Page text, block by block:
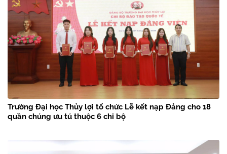
Trường Đại học Thủy lợi tổ chức Lễ kết nạp Đảng cho 18
quần chúng ưu tú thuộc 6 chi bộ